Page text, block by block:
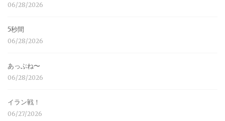
06/28/2026
5秒間
06/28/2026
あっぶね〜
06/28/2026
イラン戦！
06/27/2026